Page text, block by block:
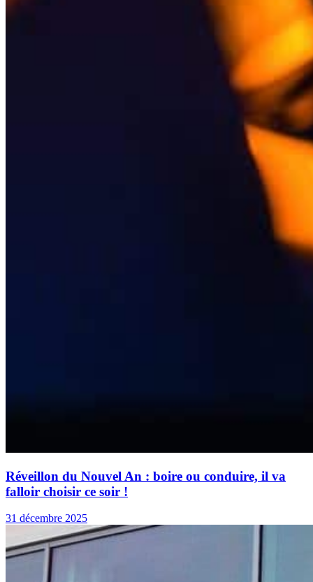
Réveillon du Nouvel An : boire ou conduire, il va
falloir choisir ce soir !
31 décembre 2025